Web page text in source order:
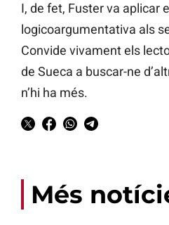
I, de fet, Fuster va aplicar
logicoargumentativa als
Convide vivament els
de Sueca a buscar-ne
n’hi ha més.
Més